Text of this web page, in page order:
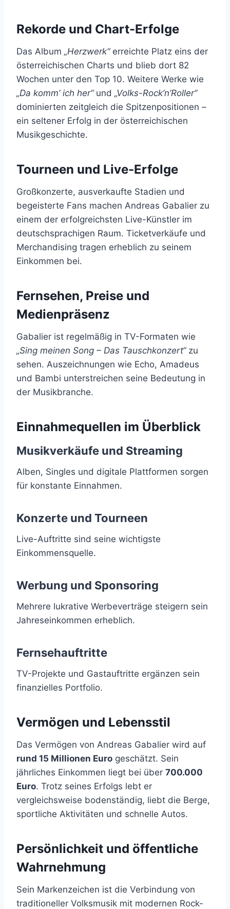
Rekorde und Chart-Erfolge
Das Album „Herzwerk“erreichte Platz eins der
österreichischen Charts und blieb dort 82
Wochen unter den Top 10. Weitere Werke wie
„Da komm’ ich her“und „Volks-Rock’n’Roller“
dominierten zeitgleich die Spitzenpositionen –
ein seltener Erfolg in der österreichischen
Musikgeschichte.
Tourneen und Live-Erfolge
Großkonzerte, ausverkaufte Stadien und
begeisterte Fans machen Andreas Gabalier zu
einem der erfolgreichsten Live-Künstler im
deutschsprachigen Raum. Ticketverkäufe und
Merchandising tragen erheblich zu seinem
Einkommen bei.
Fernsehen, Preise und
Medienpräsenz
Gabalier ist regelmäßig in TV-Formaten wie
„Sing meinen Song – Das Tauschkonzert“zu
sehen. Auszeichnungen wie Echo, Amadeus
und Bambi unterstreichen seine Bedeutung in
der Musikbranche.
Einnahmequellen im Überblick
Musikverkäufe und Streaming
Alben, Singles und digitale Plattformen sorgen
für konstante Einnahmen.
Konzerte und Tourneen
Live-Auftritte sind seine wichtigste
Einkommensquelle.
Werbung und Sponsoring
Mehrere lukrative Werbeverträge steigern sein
Jahreseinkommen erheblich.
Fernsehauftritte
TV-Projekte und Gastauftritte ergänzen sein
finanzielles Portfolio.
Vermögen und Lebensstil
Das Vermögen von Andreas Gabalier wird auf
rund 15 Millionen Euro geschätzt. Sein
jährliches Einkommen liegt bei über 700.000
Euro. Trotz seines Erfolgs lebt er
vergleichsweise bodenständig, liebt die Berge,
sportliche Aktivitäten und schnelle Autos.
Persönlichkeit und öffentliche
Wahrnehmung
Sein Markenzeichen ist die Verbindung von
traditioneller Volksmusik mit modernen Rock-